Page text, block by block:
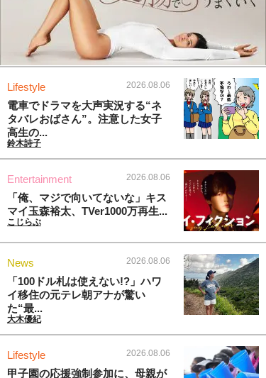
Lifestyle 2026.08.06
電車でドラマを大声実況する“ネ
タバレおばさん”。注意した女子
高生の...
鈴木詩子
Entertainment 2026.08.06
「俺、マジで向いてないな」キス
マイ玉森裕太、TVer1000万再生...
こじらぶ
News 2026.08.06
「100ドル札は使えない!?」ハワ
イ移住の元テレ朝アナが驚い
た“最...
大木優紀
Lifestyle 2026.08.06
甲子園の応援強制参加に、母親が